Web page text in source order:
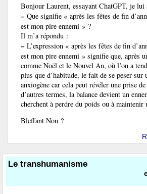
Bonjour Laurent, essayant ChatGPT, je lui
–Que signifie « après les fêtes de fin
est mon pire ennemi » ?
Il m’a répondu :
–L’expression « après les fêtes de fin
est mon pire ennemi » signifie que, après
comme Noël et le Nouvel An, où l’on a
plus que d’habitude, le fait de se peser sur
anxiogène car cela peut révéler une prise
d’autres termes, la balance devient un
cherchent à perdre du poids ou à maintenir
Bleffant Non ?
Le transhumanisme